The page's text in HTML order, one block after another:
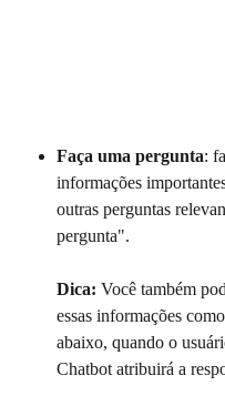
Faça uma pergunta:
informações
outras perguntas
pergunta".
Dica: Você também
essas informações
abaixo, quando o
Chatbot atribuirá a